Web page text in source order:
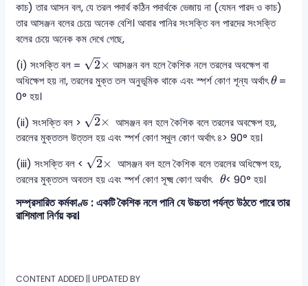
কাচ) তার আসন বল, যে তরল পদার্থ কঠিন পদার্থকে ভেজায় না (যেমন পারদ ও কাচ)
তার আসঞ্জন বলের চেয়ে অনেক বেশি। আবার পানির সংসক্তি বল পারদের সংসক্তি
বলের চেয়ে অনেক কম দেখে গেছে,
(i) সংসক্তি বল = √2×
×
আসঞ্জন বল হলে কৈশিক নলে তরলের অবক্ষেপ বা
অধিক্ষেপ হয় না, তরলের মুক্ত তল অনুভূমিক থাকে এবং স্পর্শ কোণ শূন্য অর্থাৎθ
θ=
0° হয়।
(ii) সংসক্তি বল > √2×
×
আসঞ্জন বল হলে কৈশিক বলে তরলের অবক্ষেপ হয়,
তরলের মুক্ততল উত্তল হয় এবং স্পর্শ কোণ স্থুল কোণ অর্থাৎ ৪> 90° হয়।
(iii) সংসক্তি বল < √2×
×
আসঞ্জন বল হলে কৈশিক বলে তরলের অধিক্ষেপ হয়,
তরলের মুক্ততল অবতল হয় এবং স্পর্শ কোণ সূক্ষ্ম কোণ অর্থাৎθ
θ< 90° হয়।
সম্প্রসারিত কর্মকাণ্ড : একটি কৈশিক নলে পানি যে উচ্চতা পর্যন্ত উঠতে পারে তার
রাশিমালা নির্ণয় কর।
CONTENT ADDED || UPDATED BY